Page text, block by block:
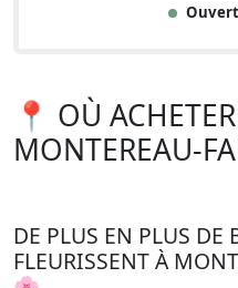
📍 OÙ
MONTEREAU-
DE PLUS EN PLUS DE
FLEURISSENT À